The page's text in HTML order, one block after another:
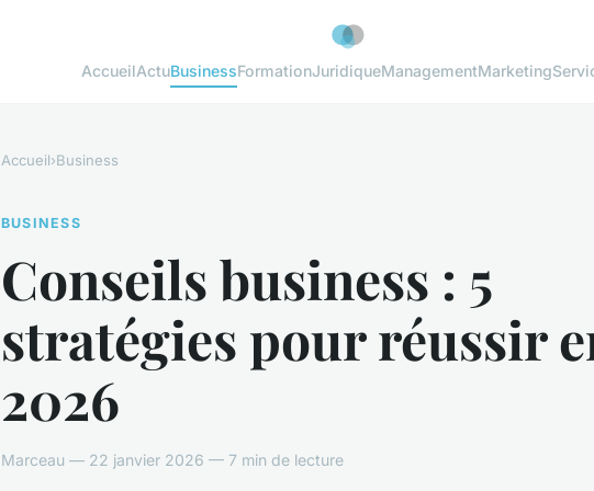
AccueilActuBusinessFormationJuridiqueManagementMarketing
Accueil›Business
BUSINESS
Conseils business : 5
stratégies pour réussir
2026
Marceau — 22 janvier 2026 — 7 min de lecture